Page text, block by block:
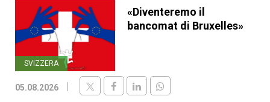
SVIZZERA
«Diventeremo il
bancomat di Bruxelles»
05.08.2026